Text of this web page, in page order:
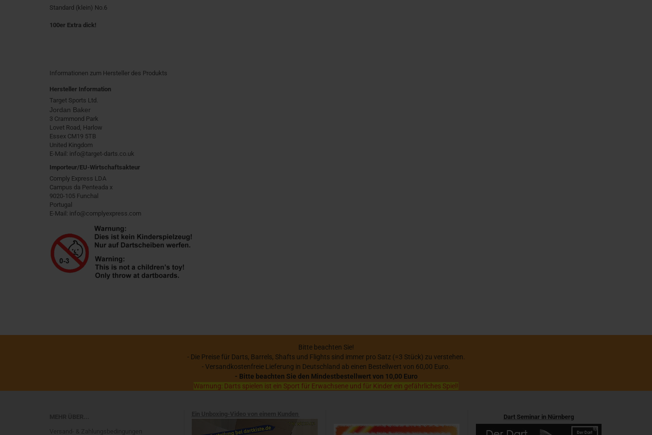
Standard (klein) No.6
100er Extra dick!
Informationen zum Hersteller des Produkts
Hersteller Information
Target Sports Ltd.
Jordan Baker
3 Crammond Park
Lovet Road, Harlow
Essex CM19 5TB
United Kingdom
E-Mail: info@target-darts.co.uk
Importeur/EU-Wirtschaftsakteur
Comply Express LDA
Campus da Penteada x
9020-105 Funchal
Portugal
E-Mail: info@complyexpress.com
Bitte beachten Sie!
- Die Preise für Darts, Barrels, Shafts und Flights sind immer pro Satz (=3 Stück) zu verstehen.
- Versandkostenfreie Lieferung in Deutschland ab einen Bestellwert von 60,00 Euro.
- Bitte beachten Sie den Mindestbestellwert von 10,00 Euro
Warnung: Darts spielen ist ein Sport für Erwachsene und für Kinder ein gefährliches Spiel!
Dart Seminar in Nürnberg